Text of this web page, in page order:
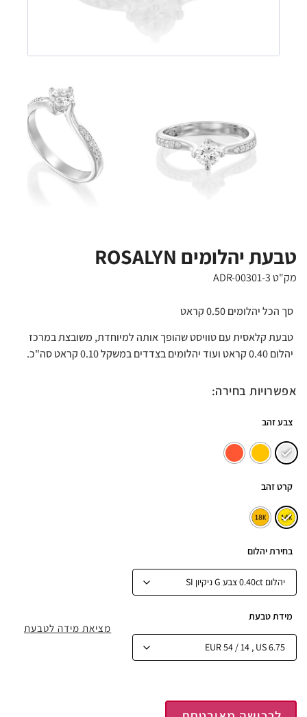
טבעת יהלומים ROSALYN
מק"ט ADR-00301-3
סך הכל יהלומים 0.50 קראט
טבעת קלאסית עם טוויסט שהופך אותה למיוחדת, משובצת במרכז
יהלום 0.40 קראט ועוד יהלומים בצדדים במשקל 0.10 קראט סה"כ.
אפשרויות בחירה:
צבע זהב
קרט זהב
בחירת יהלום
מידת טבעת
מציאת מידה לטבעת